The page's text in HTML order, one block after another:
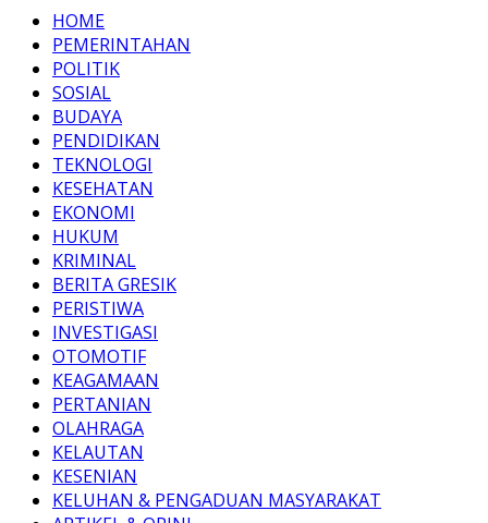
HOME
PEMERINTAHAN
POLITIK
SOSIAL
BUDAYA
PENDIDIKAN
TEKNOLOGI
KESEHATAN
EKONOMI
HUKUM
KRIMINAL
BERITA GRESIK
PERISTIWA
INVESTIGASI
OTOMOTIF
KEAGAMAAN
PERTANIAN
OLAHRAGA
KELAUTAN
KESENIAN
KELUHAN & PENGADUAN MASYARAKAT